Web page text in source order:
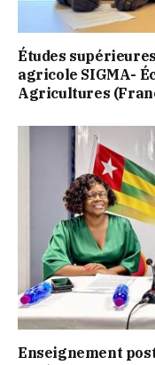
Études
agricole SIGMA-
Agricultures
Enseignement